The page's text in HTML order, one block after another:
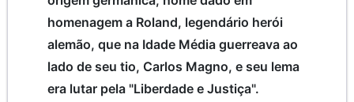
homenagem a Roland, legendário herói
alemão, que na Idade Média guerreava ao
lado de seu tio, Carlos Magno, e seu lema
era lutar pela "Liberdade e Justiça".